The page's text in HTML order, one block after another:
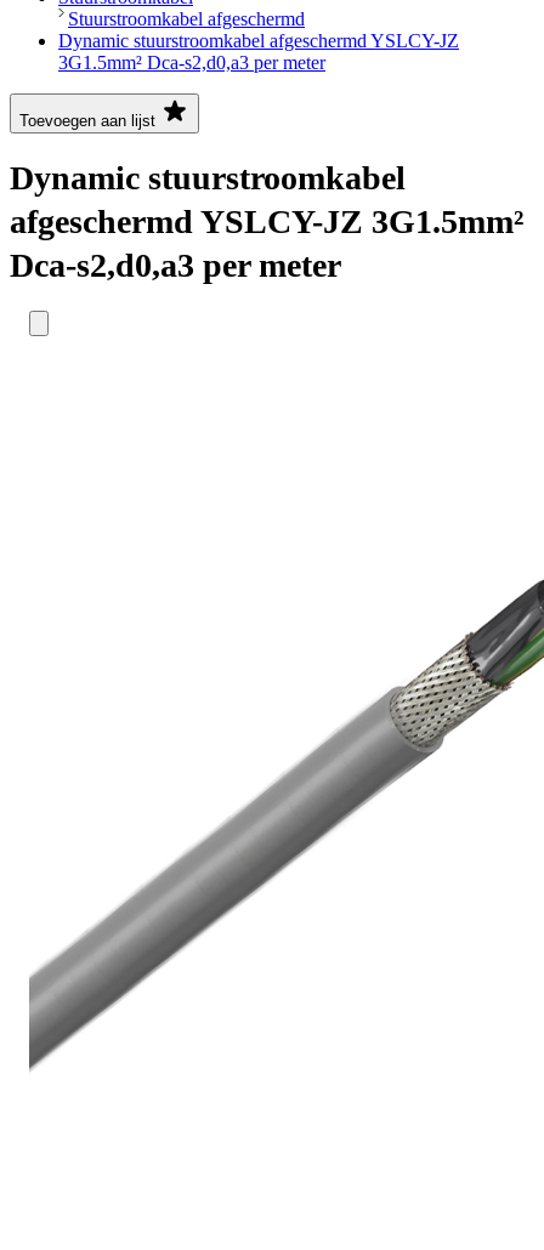
Stuurstroomkabel afgeschermd
Dynamic stuurstroomkabel afgeschermd YSLCY-JZ
3G1.5mm² Dca-s2,d0,a3 per meter
Toevoegen aan lijst
Dynamic stuurstroomkabel
afgeschermd YSLCY-JZ 3G1.5mm²
Dca-s2,d0,a3 per meter